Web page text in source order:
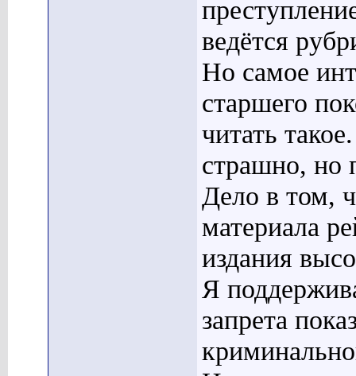
ведётся
Но самое
старшего
читать
страшно, но
Дело в том,
материала
издания
Я
запрета